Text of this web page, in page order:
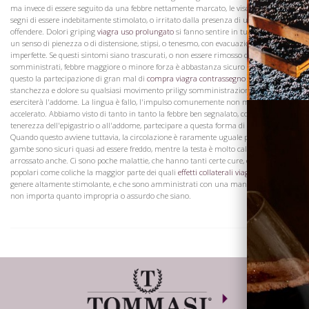
ma invece di essere seguito da una febbre nettamente marcato, le viscere mostrano
segni di essere indebitamente stimolato, o irritato dalla presenza di una causa
offendere. Dolori griping viagra uso prolungato si fanno sentire in tutta la pancia,
un senso di pienezza o di distensione, stipsi, o tenesmo, con evacuazioni molto
imperfette. Se questi sintomi siano trascurati, o non essere rimosso dai rimedi
somministrati, febbre maggiore o minore forza è abbastanza sicuro di seguire, e
questo la partecipazione di gran mal di compra viagra contrassegno testa, la sete,
stanchezza e dolore su qualsiasi movimento priligy somministrazione che
eserciterà l'addome. La lingua è fallo, l'impulso comunemente non molto
accelerato. Abbiamo visto di tanto in tanto la febbre ben segnalato, con notevole
tenerezza dell'epigastrio o all'addome, partecipare a questa forma di coliche.
Quando questo avviene tuttavia, la circolazione è raramente uguale per i piedi e le
gambe sono sicuri quasi ad essere freddo, mentre la testa è molto caldo, e il viso
arrossato anche. Ci sono poche malattie, che hanno tanti certe cure, o rimedi
popolari come coliche la maggior parte dei quali effetti collaterali viagr
genere altamente stimolante, e che sono amministrati con una mano più liberale,
non importa quanto impropria o assurdo che siano.
Dove siamo